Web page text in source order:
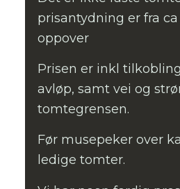
prisantydning er fra ca
oppover
Prisen er inkl
avløp, samt vei og
tomtegrensen.
Før musepeker over
ledige tomter.